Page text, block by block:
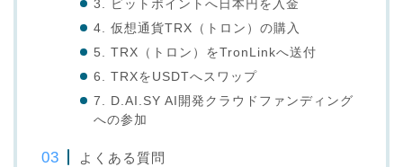
3. ビットポイントへ日本円を入金
4. 仮想通貨TRX（トロン）の購入
5. TRX（トロン）をTronLinkへ送付
6. TRXをUSDTへスワップ
7. D.AI.SY AI開発クラウドファンディング
への参加
よくある質問